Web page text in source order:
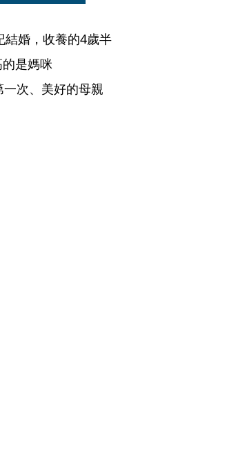
結婚，收養的4歲半
是媽咪
一次、美好的母親